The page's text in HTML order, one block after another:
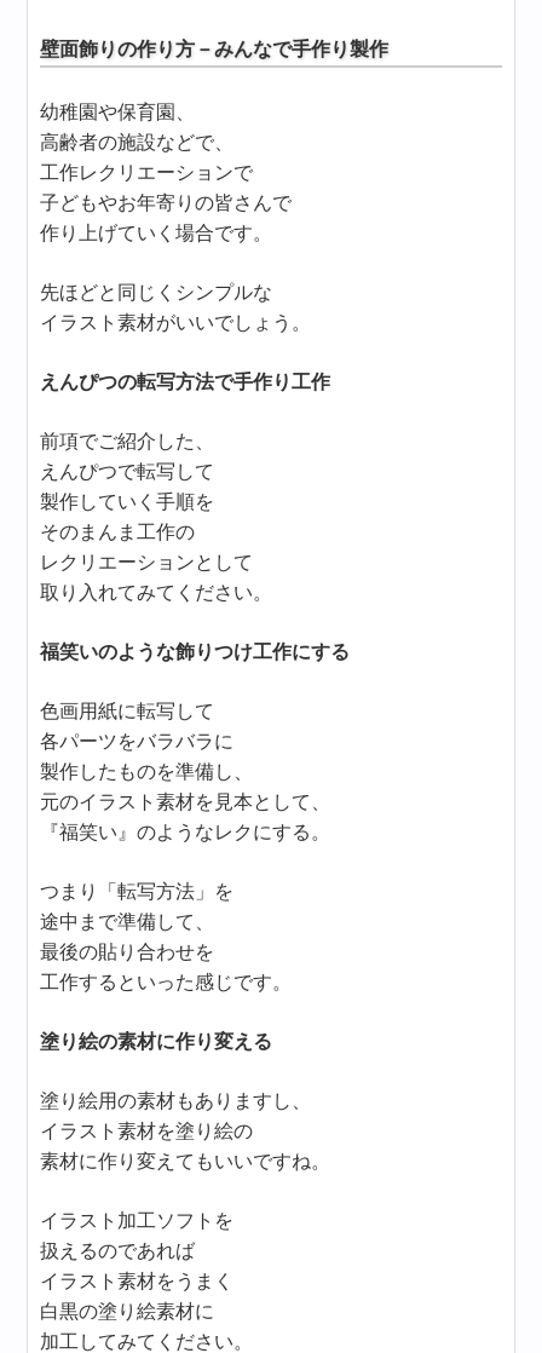
壁面飾りの作り方－みんなで手作り製作
幼稚園や保育園、
高齢者の施設などで、
工作レクリエーションで
子どもやお年寄りの皆さんで
作り上げていく場合です。
先ほどと同じくシンプルな
イラスト素材がいいでしょう。
えんぴつの転写方法で手作り工作
前項でご紹介した、
えんぴつで転写して
製作していく手順を
そのまんま工作の
レクリエーションとして
取り入れてみてください。
福笑いのような飾りつけ工作にする
色画用紙に転写して
各パーツをバラバラに
製作したものを準備し、
元のイラスト素材を見本として、
『福笑い』のようなレクにする。
つまり「転写方法」を
途中まで準備して、
最後の貼り合わせを
工作するといった感じです。
塗り絵の素材に作り変える
塗り絵用の素材もありますし、
イラスト素材を塗り絵の
素材に作り変えてもいいですね。
イラスト加工ソフトを
扱えるのであれば
イラスト素材をうまく
白黒の塗り絵素材に
加工してみてください。